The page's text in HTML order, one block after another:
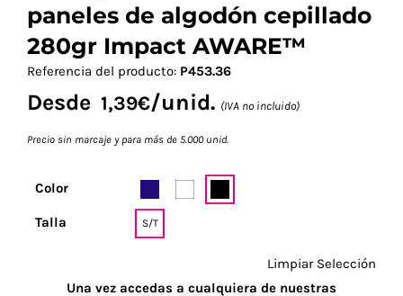
paneles de algodón cepillado
280gr Impact AWARE™
Referencia del producto: P453.36
Desde 1,39€/unid. (IVA no incluido)
Precio sin marcaje y para más de 5.000 unid.
Color
Talla S/T
Limpiar Selección
Una vez accedas a cualquiera de nuestras